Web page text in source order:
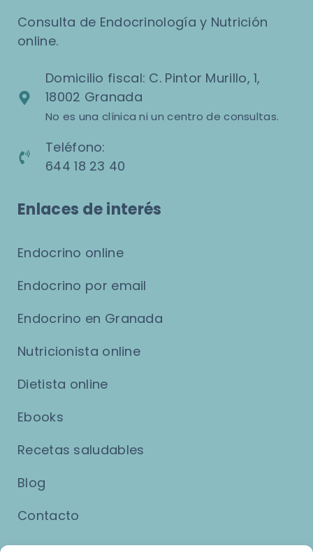
Consulta de Endocrinología y Nutrición
online.
Domicilio fiscal: C. Pintor Murillo, 1,
18002 Granada
No es una clínica ni un centro de consultas.
Teléfono:
644 18 23 40
Enlaces de interés
Endocrino online
Endocrino por email
Endocrino en Granada
Nutricionista online
Dietista online
Ebooks
Recetas saludables
Blog
Contacto